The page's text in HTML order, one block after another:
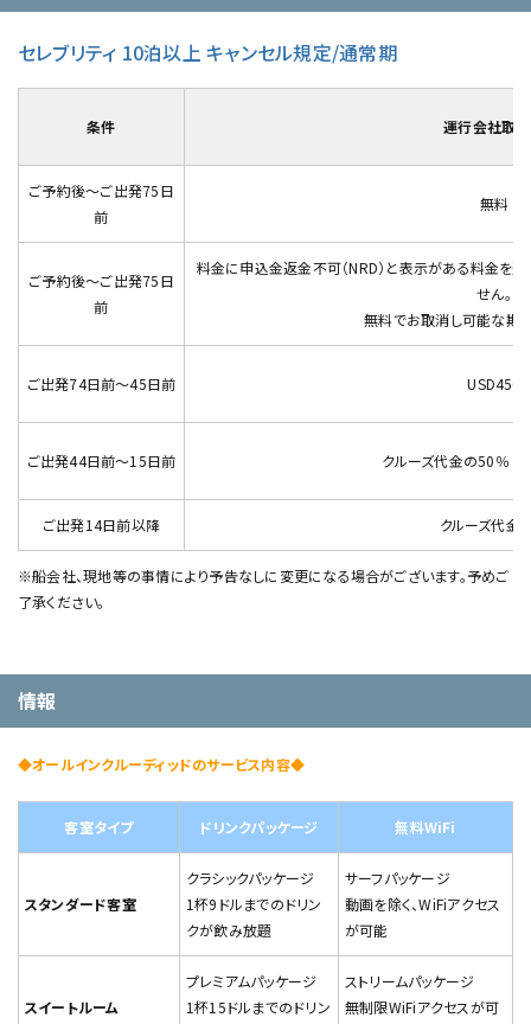
セレブリティ 10泊以上 キャンセル規定/通常期
条件 運行会社取
ご予約後～ご出発75日
前
無料
ご予約後～ご出発75日
前
料金に申込金返金不可（NRD）と表示がある料金を
せん。
無料でお取消し可能な期
ご出発74日前～45日前 USD450
ご出発44日前～15日前 クルーズ代金の50％ (
ご出発14日前以降 クルーズ代金
※船会社、現地等の事情により予告なしに変更になる場合がございます。予めご
了承ください。
情報
◆オールインクルーディッドのサービス内容◆
客室タイプ ドリンクパッケージ 無料WiFi
スタンダード客室
クラシックパッケージ
1杯9ドルまでのドリン
クが飲み放題
サーフパッケージ
動画を除く、WiFiアクセス
が可能
スイートルーム
プレミアムパッケージ
1杯15ドルまでのドリン
ストリームパッケージ
無制限WiFiアクセスが可